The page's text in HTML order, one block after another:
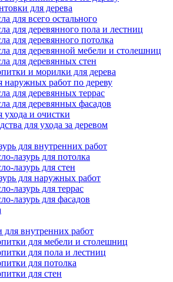
для дерева
для всего остального
для деревянного пола и лестниц
для деревянного потолка
для деревянной мебели и столешниц
для деревянных стен
и морилки для дерева
наружных работ по дереву
для деревянных террас
для деревянных фасадов
ухода и очистки
для ухода за деревом
для внутренних работ
лазурь для потолка
лазурь для стен
для наружных работ
лазурь для террас
лазурь для фасадов
внутренних работ
для мебели и столешниц
для пола и лестниц
для потолка
для стен